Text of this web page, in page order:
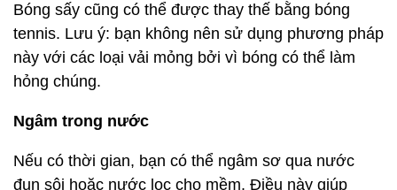
Bóng sấy cũng có thể được thay thế bằng bóng
tennis. Lưu ý: bạn không nên sử dụng phương pháp
này với các loại vải mỏng bởi vì bóng có thể làm
hỏng chúng.
Ngâm trong nước
Nếu có thời gian, bạn có thể ngâm sơ qua nước
đun sôi hoặc nước lọc cho mềm. Điều này giúp